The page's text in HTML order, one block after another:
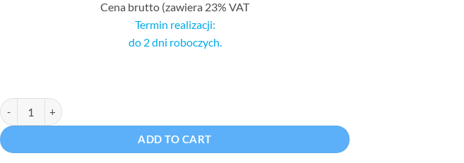
Cena brutto (zawiera 23% VAT
Termin realizacji:
do 2 dni roboczych.
Torba świąteczna choinka 32 x 13 x 42 cm quantity
ADD TO CART